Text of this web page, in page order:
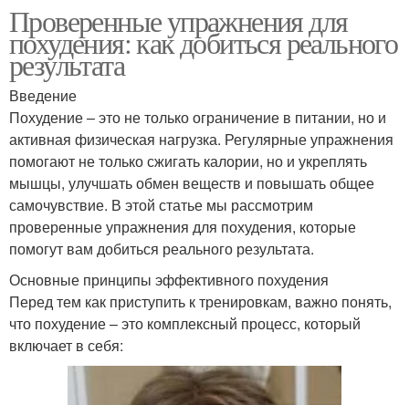
Проверенные упражнения для
похудения: как добиться реального
результата
Введение
Похудение – это не только ограничение в питании, но и
активная физическая нагрузка. Регулярные упражнения
помогают не только сжигать калории, но и укреплять
мышцы, улучшать обмен веществ и повышать общее
самочувствие. В этой статье мы рассмотрим
проверенные упражнения для похудения, которые
помогут вам добиться реального результата.
Основные принципы эффективного похудения
Перед тем как приступить к тренировкам, важно понять,
что похудение – это комплексный процесс, который
включает в себя: